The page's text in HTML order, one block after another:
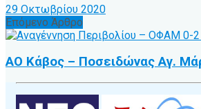
29 Οκτωβρίου 2020
Επόμενο Άρθρο
ΑΟ Κάβος – Ποσειδώνας Αγ.